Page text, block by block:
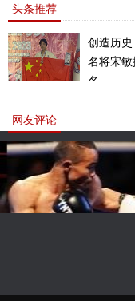
头条推荐
创造历
名将宋
名。
网友评论